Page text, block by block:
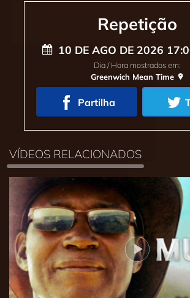
Repetição
10 DE AGO DE 2026
Dia / Hora mostrados em:
Greenwich Mean Time
Partilha
VÍDEOS RELACIONADOS